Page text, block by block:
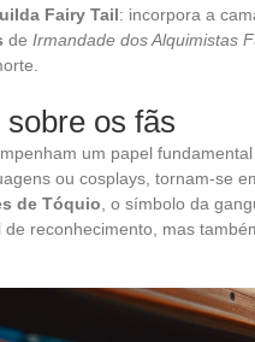
Fairy Tail: incorpora a
de Irmandade dos Alquimistas
sobre os fãs
um papel
ou cosplays, tornam-se
de Tóquio , o símbolo da
de reconhecimento, mas